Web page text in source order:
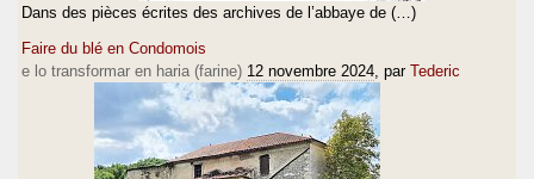
Dans des pièces écrites des archives de l’abbaye de (…)
Faire du blé en Condomois
e lo transformar en haria (farine) 12 novembre 2024 , par Tederic